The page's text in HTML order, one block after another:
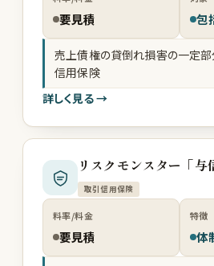
要見積 包
売上債権の貸倒れ損害の一定
信用保険
詳しく見る →
リスクモンスター「与
取引信用保険
料率/料金
要見積
特徴
体